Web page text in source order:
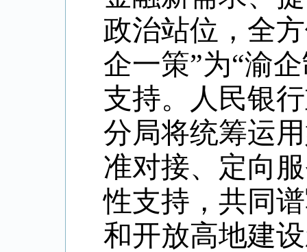
政治站位，全
企一策”为“渝
支持。人民银
分局将统筹运
准对接、定向
性支持，共同
和开放高地建